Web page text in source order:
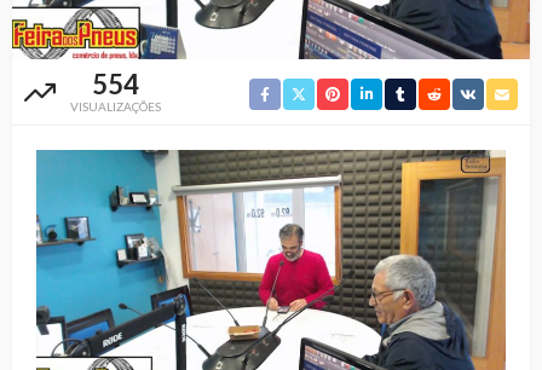
554
VISUALIZAÇÕES